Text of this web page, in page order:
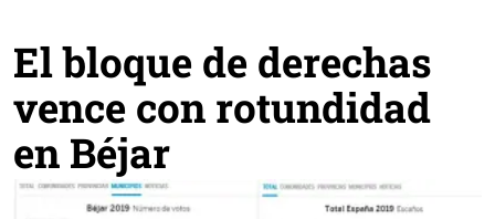
El bloque de derechas
vence con rotundidad
en Béjar